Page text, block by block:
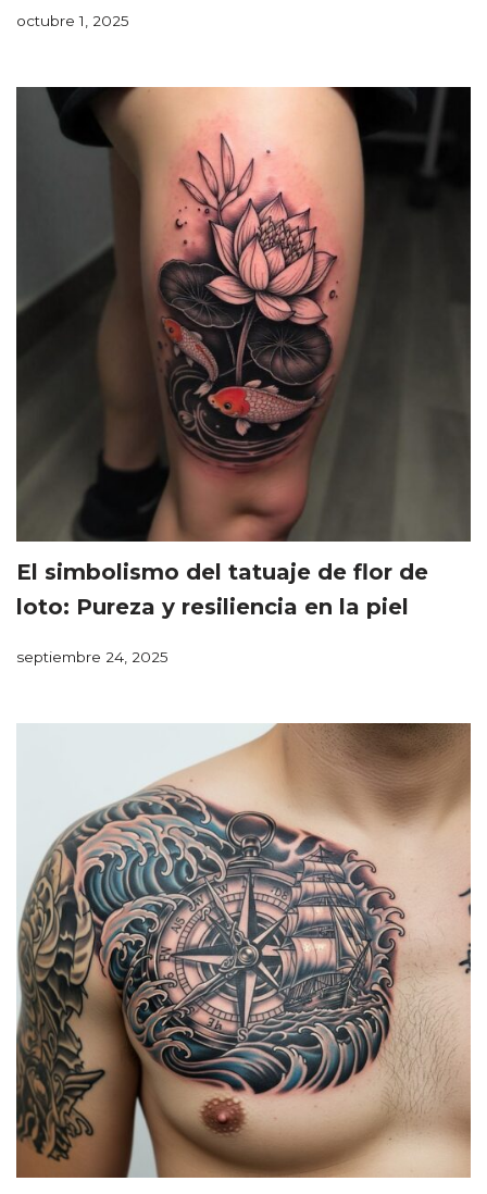
octubre 1, 2025
El simbolismo del tatuaje de flor de
loto: Pureza y resiliencia en la piel
septiembre 24, 2025